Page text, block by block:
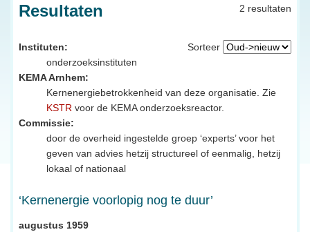
2 resultaten
Resultaten
Sorteer
Instituten:
onderzoeksinstituten
KEMA Arnhem:
Kernenergiebetrokkenheid van deze organisatie. Zie
KSTR voor de KEMA onderzoeksreactor.
Commissie:
door de overheid ingestelde groep ‘experts’ voor het
geven van advies hetzij structureel of eenmalig, hetzij
lokaal of nationaal
‘Kernenergie voorlopig nog te duur’
augustus 1959